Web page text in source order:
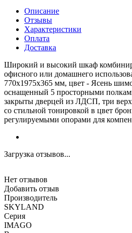
Описание
Отзывы
Характеристики
Оплата
Доставка
Широкий и высокий шкаф
офисного или домашнего
770х1975х365 мм, цвет - Ясень
оснащенный 5 просторными
закрыты дверцей из ЛДСП, три
со стильной тонировкой в цвет
регулируемыми опорами для
Загрузка отзывов...
Нет отзывов
Добавить отзыв
Производитель
SKYLAND
Серия
IMAGO